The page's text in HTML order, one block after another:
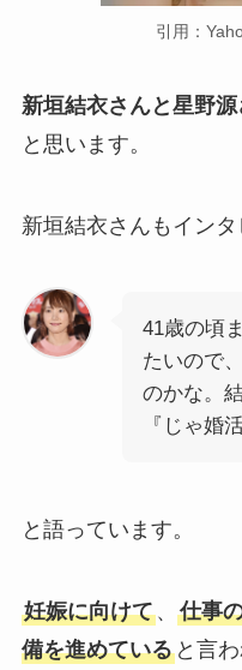
引用：
新垣結衣さんと星野源
と思います。
新垣結衣さんもイン
41歳の頃
たいので
のかな。
『じゃ婚
と語っています。
妊娠に向けて、 仕事
備を進めていると言わ